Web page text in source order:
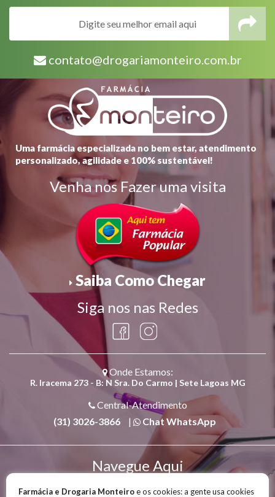
contato@drogariamonteiro.com.br
Uma farmácia especializada no bem estar, atendimento
personalizado, agilidade e 100% sustentável!
Venha nos Fazer uma visita
Saiba Como Chegar
Siga nos nas Redes
Onde Estamos:
R. Iracema 273 - B: N Sra. Do Carmo | Sete Lagoas MG
Central-Atendimento
(31) 3026-3866
| Chat WhatsApp
Navegue Aqui
Farmácia e Drogaria Monteiroe os cookies: a gente usa cookies